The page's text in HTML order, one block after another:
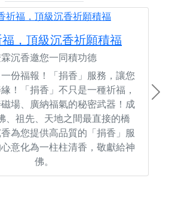
，頂級沉香祈願積福
沉香邀您一同積功德
份福報！「捐香」服務，讓您
！「捐香」不只是一種祈福，
場、廣納福氣的秘密武器！成
、祖先、天地之間最直接的橋
為您提供高品質的「捐香」服
意化為一柱柱清香，敬獻給神
佛。
Next